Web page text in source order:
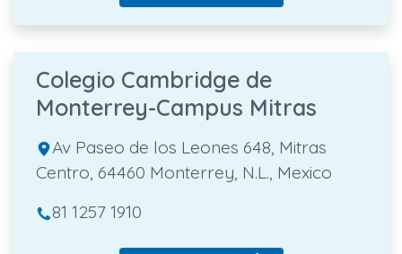
Colegio Cambridge de
Monterrey-Campus Mitras
Av Paseo de los Leones 648, Mitras
Centro, 64460 Monterrey, N.L., Mexico
81 1257 1910